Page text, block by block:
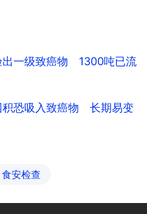
出一级致癌物 1300吨已流
积恐吸入致癌物 长期易变
食安检查